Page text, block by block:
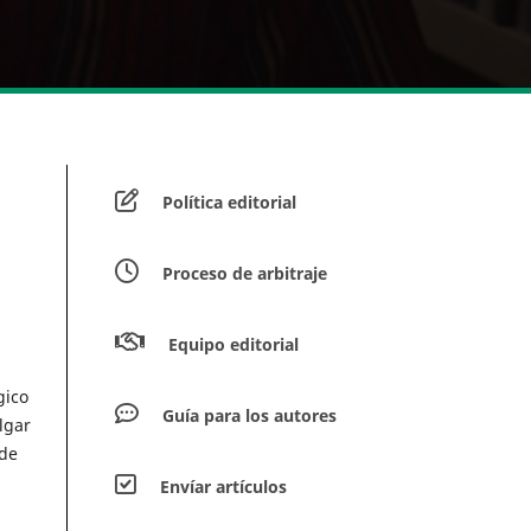
Política editorial
Proceso de arbitraje
Equipo editorial
Guía para los autores
Envíar artículos